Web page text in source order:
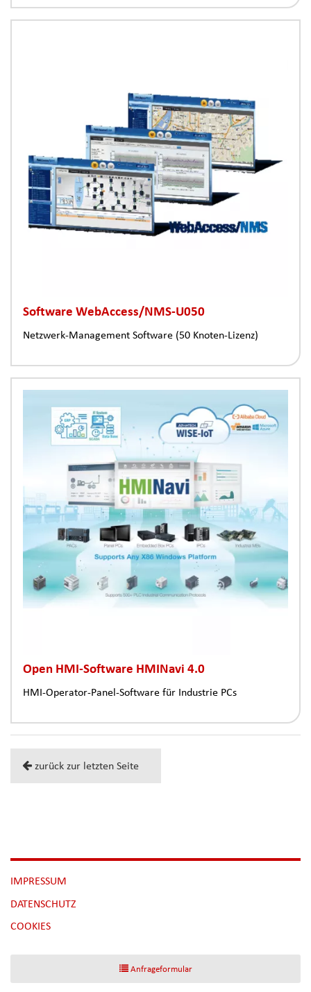
Software WebAccess/NMS-U050
Netzwerk-Management Software (50 Knoten-Lizenz)
Open HMI-Software HMINavi 4.0
HMI-Operator-Panel-Software für Industrie PCs
zurück zur letzten Seite
NAVIGATION
ÜBERSPRINGEN
IMPRESSUM
DATENSCHUTZ
[NBSP]
COOKIES
Anfrageformular